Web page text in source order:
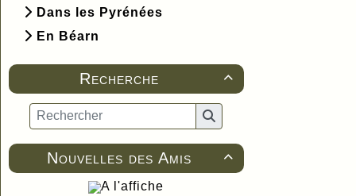
Dans les Pyrénées
En Béarn

Recherche

Nouvelles des Amis
A l'affiche